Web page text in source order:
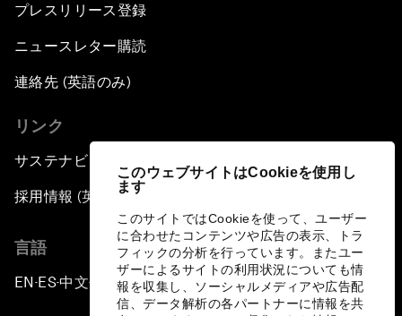
このウェブサイトはCookieを使用し
ます
このサイトではCookieを使って、ユーザー
に合わせたコンテンツや広告の表示、トラ
フィックの分析を行っています。またユー
ザーによるサイトの利用状況についても情
報を収集し、ソーシャルメディアや広告配
信、データ解析の各パートナーに情報を共
プレスリリース登録
ニュースレター購読
連絡先 (英語のみ)
リンク
サステナビリティへの取り組み
採用情報 (英語のみ)
言語
EN ▪ES▪中文▪ 日本語